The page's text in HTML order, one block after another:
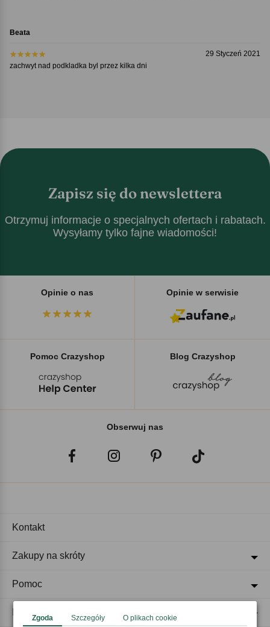
Beata
29 Styczeń 2021
zachwyt nad podkladka byl przez kilka dni
Zapisz się do newslettera
Otrzymuj informacje o specjalnych ofertach i rabatach.
Wysyłamy tylko fajne wiadomości!
Opinie o nas Opinie w serwisie
Pomoc Crazyshop Blog Crazyshop
Obserwuj nas
Kontakt
Zakupy na skróty
Pomoc
Zgoda Szczegóły O plikach cookie